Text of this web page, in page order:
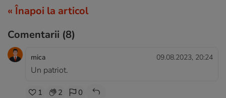
« Înapoi la articol
Comentarii (8)
mica 09.08.2023, 20:24
Un patriot.
1 2 0